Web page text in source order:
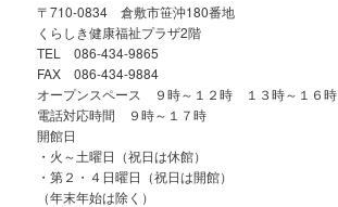
〒710-0834 倉敷市笹沖180番地
くらしき健康福祉プラザ2階
TEL 086-434-9865
FAX 086-434-9884
オープンスペース ９時～１２時 １３時～１６時
電話対応時間 ９時～１７時
開館日
・火～土曜日（祝日は休館）
・第２・４日曜日（祝日は開館）
（年末年始は除く）